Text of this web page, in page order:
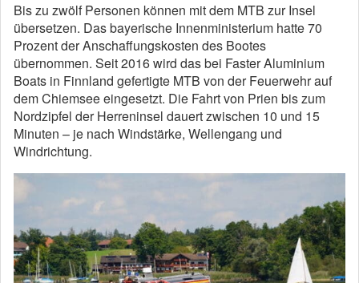
Bis zu zwölf Personen können mit dem MTB zur Insel
übersetzen. Das bayerische Innenministerium hatte 70
Prozent der Anschaffungskosten des Bootes
übernommen. Seit 2016 wird das bei Faster Aluminium
Boats in Finnland gefertigte MTB von der Feuerwehr auf
dem Chiemsee eingesetzt. Die Fahrt von Prien bis zum
Nordzipfel der Herreninsel dauert zwischen 10 und 15
Minuten – je nach Windstärke, Wellengang und
Windrichtung.